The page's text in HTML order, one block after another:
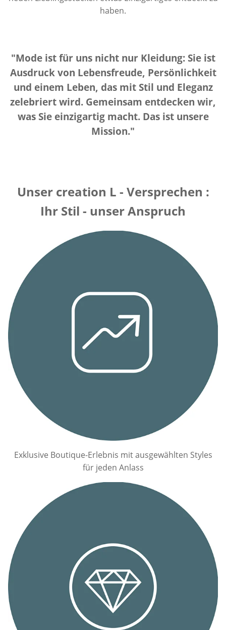
haben.
"Mode ist für uns nicht nur Kleidung: Sie ist
Ausdruck von Lebensfreude, Persönlichkeit
und einem Leben, das mit Stil und Eleganz
zelebriert wird. Gemeinsam entdecken wir,
was Sie einzigartig macht. Das ist unsere
Mission."
Unser creation L - Versprechen :
Ihr Stil - unser Anspruch
Exklusive Boutique-Erlebnis mit ausgewählten Styles
für jeden Anlass